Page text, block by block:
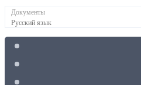
Документы
Русский язык